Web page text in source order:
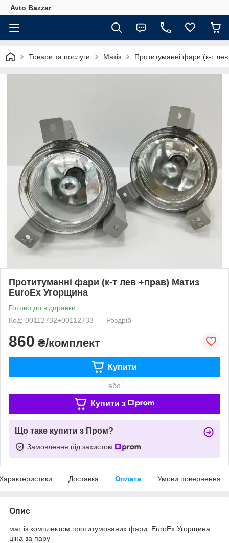
Avto Bazzar
Товари та послуги Матіз Протитуманні фари (к-т
Протитуманні фари (к-т лев +прав) Матиз
EuroEx Угорщина
Готово до відправки
Код: 00112732+00112733
Роздріб
860 ₴/комплект
Купити
або
Купити з
Що таке купити з Пром?
Замовлення під захистом
Доставка Оплата Умови повернення
Опис
мат із комплектом протитумованих фари EuroEx Угорщина
ціна за пару